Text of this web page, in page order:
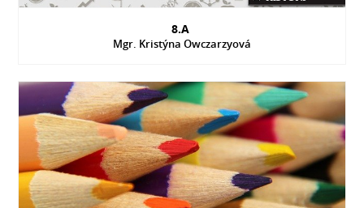
8.A
Mgr. Kristýna Owczarzyová